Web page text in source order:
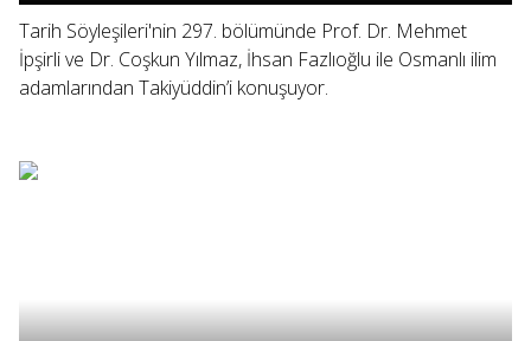
Tarih Söyleşileri'nin 297. bölümünde Prof. Dr. Mehmet
İpşirli ve Dr. Coşkun Yılmaz, İhsan Fazlıoğlu ile Osmanlı ilim
adamlarından Takiyüddin’i konuşuyor.